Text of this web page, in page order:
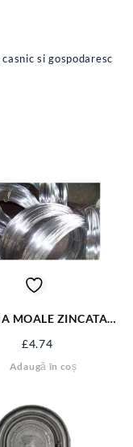
casnic si gospodaresc
MOALE ZINCATA
£4.74
Adaugă în coș